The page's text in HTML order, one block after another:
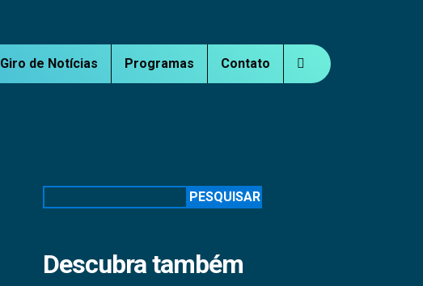
Giro de Notícias Programas Contato
PESQUISAR
Descubra também